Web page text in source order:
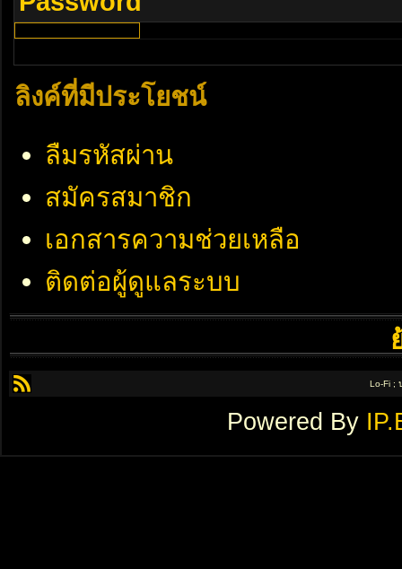
ลิงค์ที่มีประโยชน์
ลืมรหัสผ่าน
สมัครสมาชิก
เอกสารความช่วยเหลือ
ติดต่อผู้ดูแลระบบ
Lo-Fi ;
Powered By